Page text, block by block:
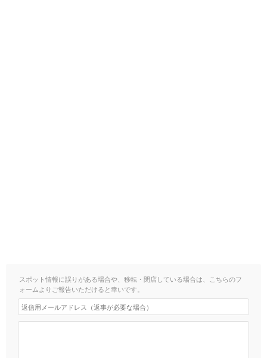
スポット情報に誤りがある場合や、移転・閉店している場合は、こちらのフ
ォームよりご報告いただけると幸いです。